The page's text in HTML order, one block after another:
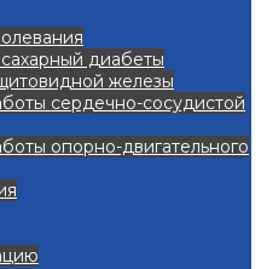
диабеты
железы
сердечно-сосудистой
опорно-двигательного